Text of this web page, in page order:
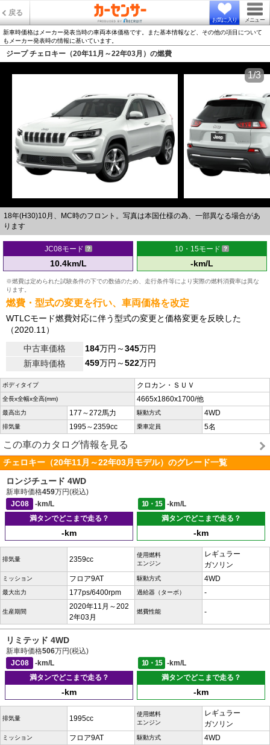
戻る
お気に入り メニュー
新車時価格はメーカー発表当時の車両本体価格です。また基本情報など、その他の項目について
もメーカー発表時の情報に基いています。
ジープ チェロキー（20年11月～22年03月）の燃費
18年(H30)10月、MC時のフロント。写真は本国仕様の為、一部異なる場合があ
ります
1/3
JC08モード
10.4km/L
10・15モード
-km/L
※燃費は定められた試験条件の下での数値のため、走行条件等により実際の燃料消費率は異な
ります。
燃費・型式の変更を行い、車両価格を改定
WTLCモード燃費対応に伴う型式の変更と価格変更を反映した
（2020.11）
中古車価格
184万円～345万円
新車時価格
459万円～522万円
ボディタイプ クロカン・ＳＵＶ
全長x全幅x全高(mm) 4665x1860x1700/他
最高出力 177～272馬力 駆動方式 4WD
排気量 1995～2359cc 乗車定員 5名
この車のカタログ情報を見る
チェロキー（20年11月～22年03月モデル）のグレード一覧
ロンジチュード 4WD
新車時価格459万円(税込)
JC08
-km/L 10・15
-km/L
満タンでどこまで走る？
-km
満タンでどこまで走る？
-km
排気量 2359cc
使用燃料
エンジン
レギュラー
ガソリン
ミッション フロア9AT 駆動方式 4WD
最大出力 177ps/6400rpm 過給器（ターボ） -
生産期間
2020年11月～202
2年03月
燃費性能 -
リミテッド 4WD
新車時価格506万円(税込)
JC08
-km/L 10・15
-km/L
満タンでどこまで走る？
-km
満タンでどこまで走る？
-km
排気量 1995cc
使用燃料
エンジン
レギュラー
ガソリン
ミッション フロア9AT 駆動方式 4WD